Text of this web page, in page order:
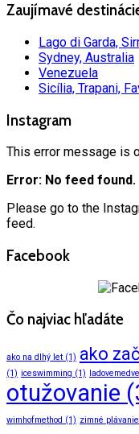
Zaujímavé
Lago di Garda,
Sydney, Australia
Venezuela
Sicília, Trapani,
Instagram
This error message is
Error: No feed found.
Please go to the
feed.
Facebook
Čo najviac hľadáte
ako na dlhý let (1) ako
(1) iceswimming (1)
otužovanie
wimhofmethod (1) zimné plávanie